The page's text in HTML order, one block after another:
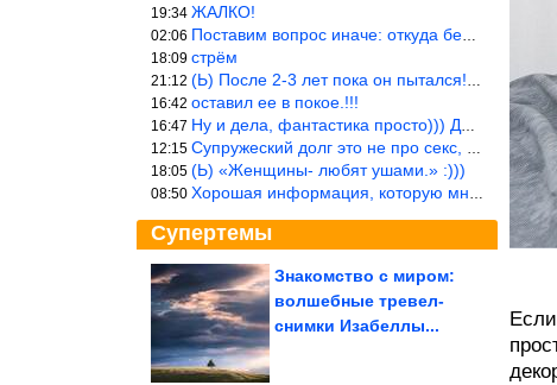
19:34 ЖАЛКО!
02:06 Поставим вопрос иначе: откуда берётся столь зловредный феминизм?
18:09 стрём
21:12 (Ь) После 2-3 лет пока он пытался! :))) Учитывая, что кошки 10-1
16:42 оставил ее в покое.!!!
16:47 Ну и дела, фантастика просто))) Даже и добавить то нечего…
12:15 Супружеский долг это не про секс, это про Жизнь на Земле. Супруж
18:05 (Ь) «Женщины- любят ушами.» :)))
08:50 Хорошая информация, которую многим стоило бы взять на вооружение
Супертемы
Как старейший
оказался отрезан от
мира....
Знакомство с миром:
волшебные тревел-
снимки Изабеллы...